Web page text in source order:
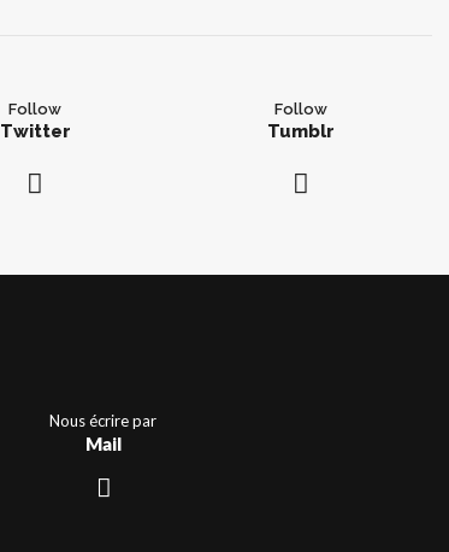
Follow
Twitter
Follow
Tumblr
Nous écrire par
Mail